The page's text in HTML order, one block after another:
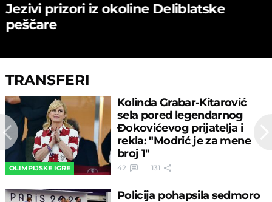
Jezivi prizori iz okoline Deliblatske
peščare
TRANSFERI
OLIMPIJSKE IGRE
Kolinda Grabar-Kitarović
sela pored legendarnog
Đokovićevog prijatelja i
rekla: "Modrić je za mene
broj 1"
42 131
Policija pohapsila sedmoro